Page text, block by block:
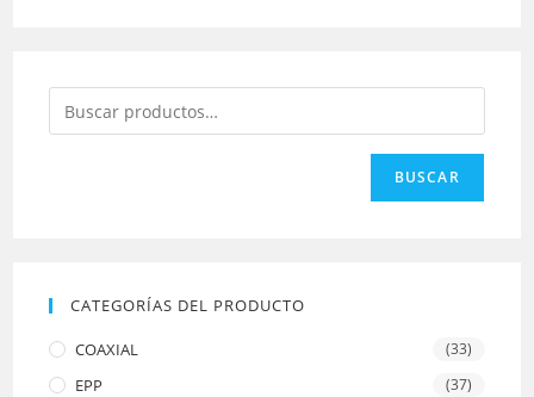
BUSCAR
CATEGORÍAS DEL PRODUCTO
COAXIAL (33)
EPP (37)